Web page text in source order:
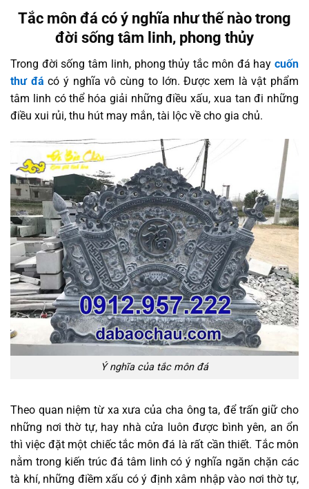
Tắc môn đá có ý nghĩa như thế nào trong
đời sống tâm linh, phong thủy
Trong đời sống tâm linh, phong thủy tắc môn đá hay cuốn
thư đá có ý nghĩa vô cùng to lớn. Được xem là vật phẩm
tâm linh có thể hóa giải những điều xấu, xua tan đi những
điều xui rủi, thu hút may mắn, tài lộc về cho gia chủ.
Ý nghĩa của tắc môn đá
Theo quan niệm từ xa xưa của cha ông ta, để trấn giữ cho
những nơi thờ tự, hay nhà cửa luôn được bình yên, an ổn
thì việc đặt một chiếc tắc môn đá là rất cần thiết. Tắc môn
nằm trong kiến trúc đá tâm linh có ý nghĩa ngăn chặn các
tà khí, những điềm xấu có ý định xâm nhập vào nơi thờ tự,